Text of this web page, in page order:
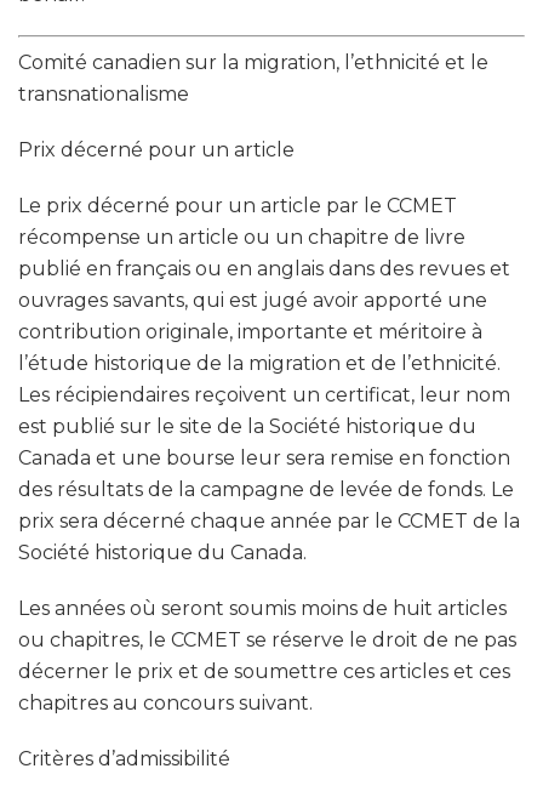
Comité canadien sur la migration, l’ethnicité et le
transnationalisme
Prix décerné pour un article
Le prix décerné pour un article par le CCMET
récompense un article ou un chapitre de livre
publié en français ou en anglais dans des revues et
ouvrages savants, qui est jugé avoir apporté une
contribution originale, importante et méritoire à
l’étude historique de la migration et de l’ethnicité.
Les récipiendaires reçoivent un certificat, leur nom
est publié sur le site de la Société historique du
Canada et une bourse leur sera remise en fonction
des résultats de la campagne de levée de fonds. Le
prix sera décerné chaque année par le CCMET de la
Société historique du Canada.
Les années où seront soumis moins de huit articles
ou chapitres, le CCMET se réserve le droit de ne pas
décerner le prix et de soumettre ces articles et ces
chapitres au concours suivant.
Critères d’admissibilité